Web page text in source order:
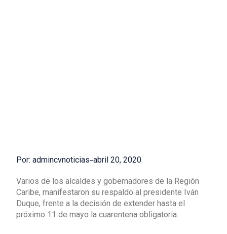
Por: admincvnoticias abril 20, 2020
Varios de los alcaldes y gobernadores de la Región
Caribe, manifestaron su respaldo al presidente Iván
Duque, frente a la decisión de extender hasta el
próximo 11 de mayo la cuarentena obligatoria.